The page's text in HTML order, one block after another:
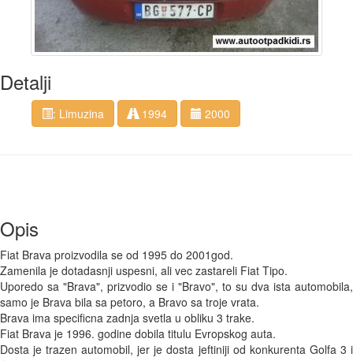
Detalji
: Limuzina 1994 2000
Opis
Fiat Brava proizvodila se od 1995 do 2001god.
Zamenila je dotadasnji uspesni, ali vec zastareli Fiat Tipo.
Uporedo sa "Brava", prizvodio se i "Bravo", to su dva ista automobila,
samo je Brava bila sa petoro, a Bravo sa troje vrata.
Brava ima specificna zadnja svetla u obliku 3 trake.
Fiat Brava je 1996. godine dobila titulu Evropskog auta.
Dosta je trazen automobil, jer je dosta jeftiniji od konkurenta Golfa 3 i